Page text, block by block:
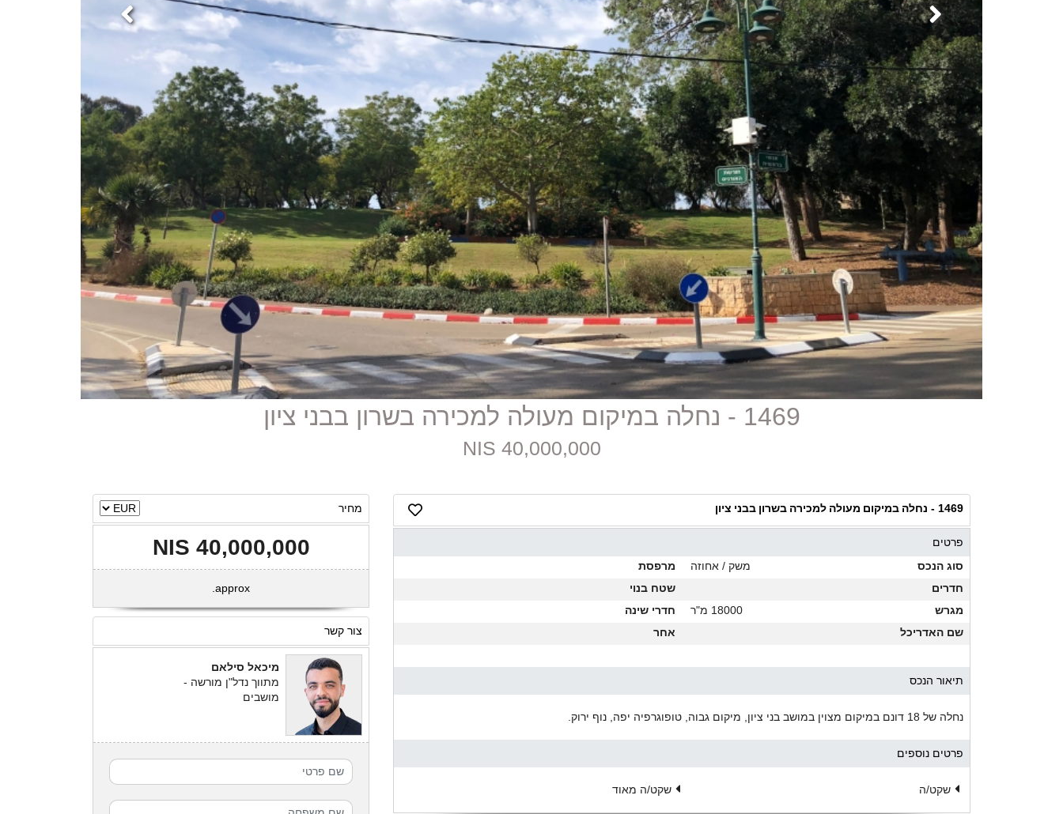
1469 - נחלה במיקום מעולה למכירה בשרון בבני ציון
40,000,000 NIS
1469 - נחלה במיקום מעולה למכירה בשרון בבני ציון
פרטים
סוג הנכס
משק / אחוזה
מרפסת
חדרים
שטח בנוי
מגרש
18000 מ"ר
חדרי שינה
שם האדריכל
אחר
תיאור הנכס
נחלה של 18 דונם במיקום מצוין במושב בני ציון, מיקום גבוה, טופוגרפיה יפה, נוף ירוק.
פרטים נוספים
שקט/ה שקט/ה מאוד
מחיר
40,000,000 NIS
approx.
צור קשר
מיכאל סילאם
מתווך נדל"ן מורשה -
מושבים